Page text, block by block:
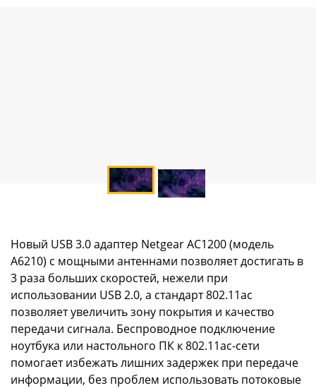
Новый USB 3.0 адаптер Netgear AC1200 (модель
A6210) с мощными антеннами позволяет достигать в
3 раза больших скоростей, нежели при
использовании USB 2.0, а стандарт 802.11ac
позволяет увеличить зону покрытия и качество
передачи сигнала. Беспроводное подключение
ноутбука или настольного ПК к 802.11ac-сети
помогает избежать лишних задержек при передаче
информации, без проблем использовать потоковые